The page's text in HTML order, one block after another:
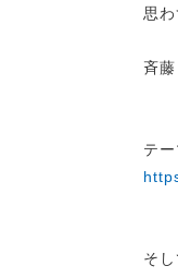
思
斉
テ
そ